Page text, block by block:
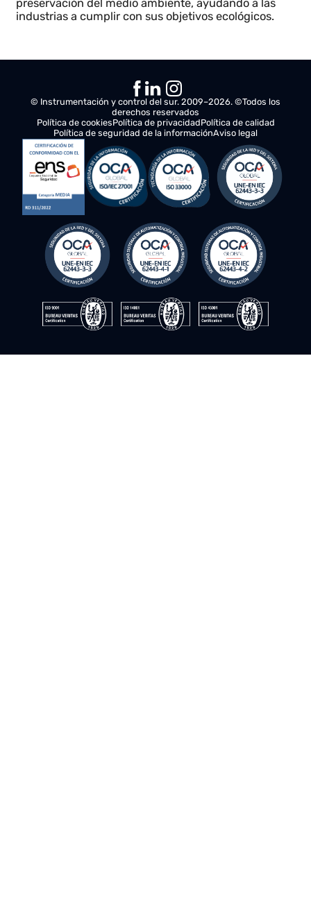
Compromiso Ambiental
todas sus operaciones.
Esta certificación demuestra el compromiso de
Surcontrol con la sostenibilidad, al implementar
prácticas que minimizan el impacto ambiental y
optimizan el uso de recursos.
Al digitalizar y gestionar los activos industriales, Los
productos de Surcontrol no solo mejora la eficiencia
operativa, sino que también contribuye a la
preservación del medio ambiente, ayudando a las
industrias a cumplir con sus objetivos ecológicos.
© Instrumentación y control del sur. 2009–2026. ©Todos los
derechos reservados
Política de seguridad de la informaciónAviso legal